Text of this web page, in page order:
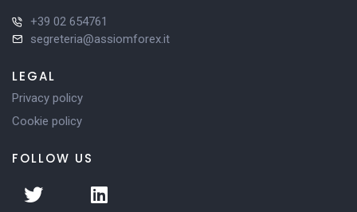
+39 02 654761
segreteria@assiomforex.it
LEGAL
Privacy policy
Cookie policy
FOLLOW US